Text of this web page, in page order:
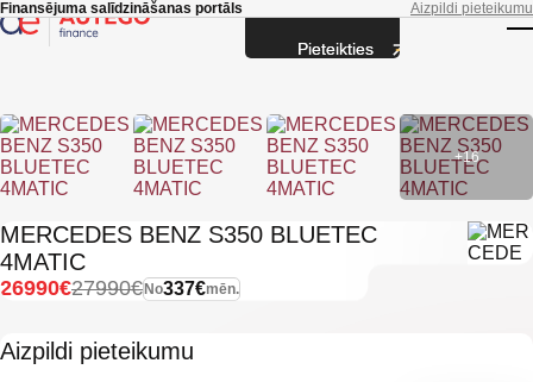
Skip to main content
Finansējuma salīdzināšanas portāls Aizpildi pieteikumu
+16
MERCEDES BENZ S350 BLUETEC
4MATIC
No337€mēn.
27990€
26990€
Aizpildi pieteikumu